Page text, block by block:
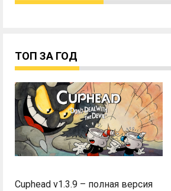
ТОП ЗА ГОД
Cuphead v1.3.9 – полная версия